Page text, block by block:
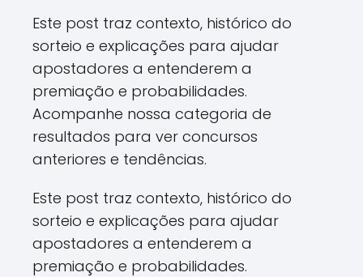
Este post traz contexto, histórico do
sorteio e explicações para ajudar
apostadores a entenderem a
premiação e probabilidades.
Acompanhe nossa categoria de
resultados para ver concursos
anteriores e tendências.
Este post traz contexto, histórico do
sorteio e explicações para ajudar
apostadores a entenderem a
premiação e probabilidades.